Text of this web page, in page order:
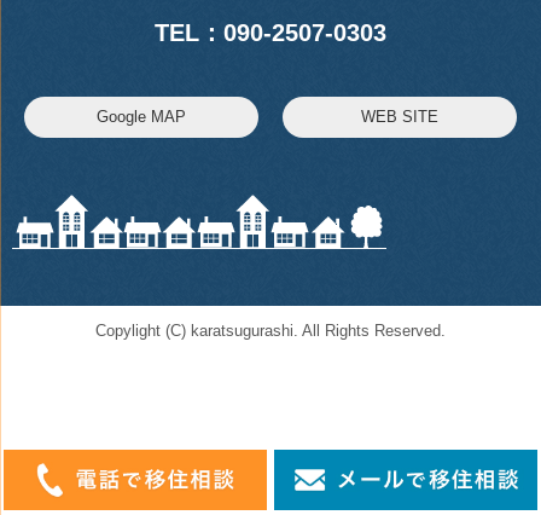
TEL：090-2507-0303
Google MAP WEB SITE
Copylight (C) karatsugurashi. All Rights Reserved.